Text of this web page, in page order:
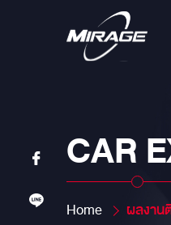
CAR
Home ผลงาน